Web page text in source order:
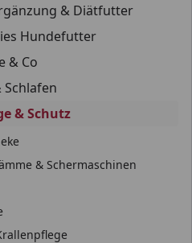
& Diätfutter
Hundefutter
& Co
& Schutz
& Schermaschinen